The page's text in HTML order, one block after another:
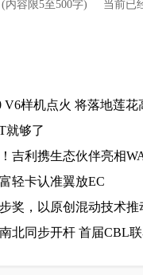
(内容限5至500字) 当前已
V6样机点火 将落地莲花
就够了
吉利携生态伙伴亮相
轻卡认准翼放EC
奖，以原创混动技术推
北同步开杆 首届CBL